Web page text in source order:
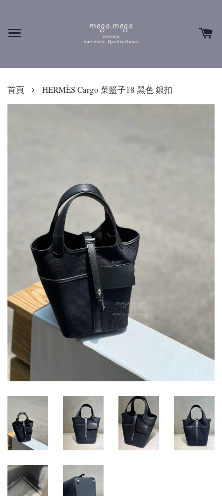
首頁 › HERMÈS Cargo 菜籃子18 黑色 銀扣